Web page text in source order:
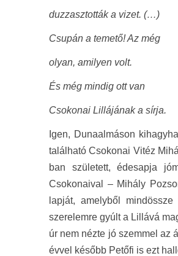
duzzasztották a vizet. (…)
Csupán a temető! Az még
olyan, amilyen volt.
És még mindig ott van
Csokonai Lillájának a sírja.
Igen, Dunaalmáson
található Csokonai Vitéz
ban született, édesapja
Csokonaival – Mihály
lapját, amelyből
szerelemre gyúlt a Lillává
úr nem nézte jó szemmel az
évvel később Petőfi is ezt